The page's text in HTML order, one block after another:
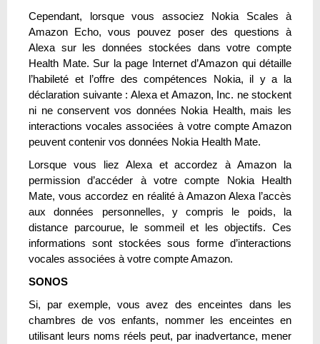
Cependant, lorsque vous associez Nokia Scales à
Amazon Echo, vous pouvez poser des questions à
Alexa sur les données stockées dans votre compte
Health Mate. Sur la page Internet d’Amazon qui détaille
l’habileté et l’offre des compétences Nokia, il y a la
déclaration suivante : Alexa et Amazon, Inc. ne stockent
ni ne conservent vos données Nokia Health, mais les
interactions vocales associées à votre compte Amazon
peuvent contenir vos données Nokia Health Mate.
Lorsque vous liez Alexa et accordez à Amazon la
permission d’accéder à votre compte Nokia Health
Mate, vous accordez en réalité à Amazon Alexa l’accès
aux données personnelles, y compris le poids, la
distance parcourue, le sommeil et les objectifs. Ces
informations sont stockées sous forme d’interactions
vocales associées à votre compte Amazon.
SONOS
Si, par exemple, vous avez des enceintes dans les
chambres de vos enfants, nommer les enceintes en
utilisant leurs noms réels peut, par inadvertance, mener